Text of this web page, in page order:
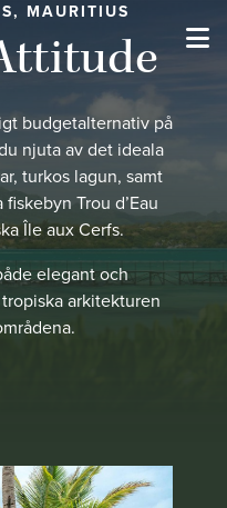
MAURITIUS
budgetalternativ på
njuta av det ideala
turkos lagun, samt
Trou d’Eau
Île aux Cerfs.
elegant och
arkitekturen